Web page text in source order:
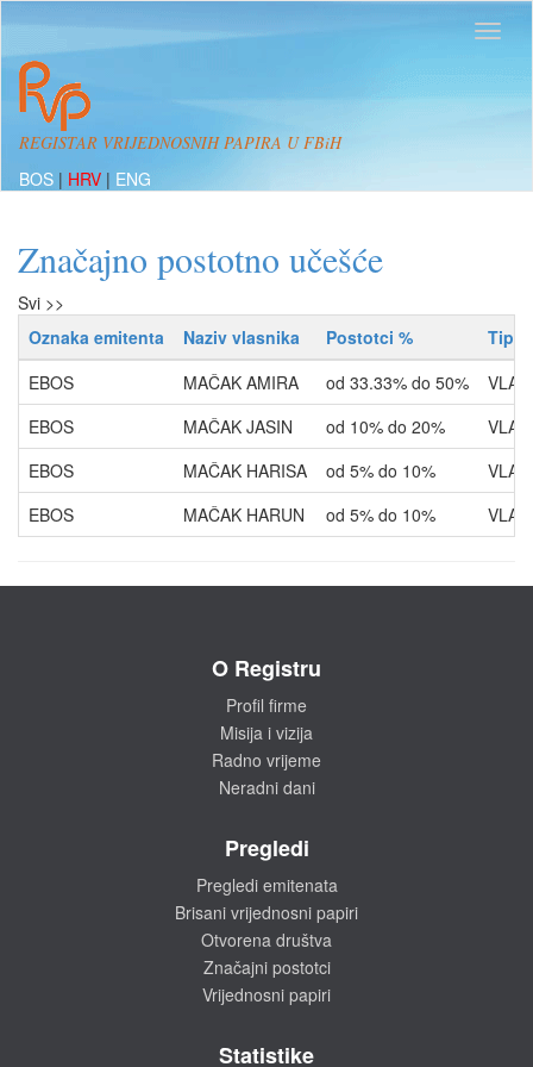
REGISTAR VRIJEDNOSNIH PAPIRA U FBiH
BOS | HRV | ENG
Značajno postotno učešće
Svi >>
Oznaka emitenta
Naziv vlasnika Postotci %
Tip
EBOS
MAČAK AMIRA od 33.33% do 50%
EBOS
MAČAK JASIN od 10% do 20%
EBOS
MAČAK HARISA od 5% do 10%
EBOS
MAČAK HARUN od 5% do 10%
O Registru
Profil firme
Misija i vizija
Radno vrijeme
Neradni dani
Pregledi
Pregledi emitenata
Brisani vrijednosni papiri
Otvorena društva
Značajni postotci
Vrijednosni papiri
Statistike